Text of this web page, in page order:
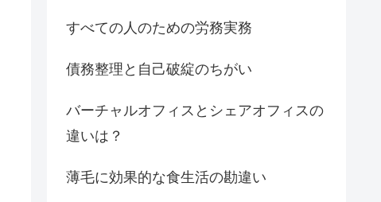
すべての人のための労務実務
債務整理と自己破綻のちがい
バーチャルオフィスとシェアオフィスの
違いは？
薄毛に効果的な食生活の勘違い